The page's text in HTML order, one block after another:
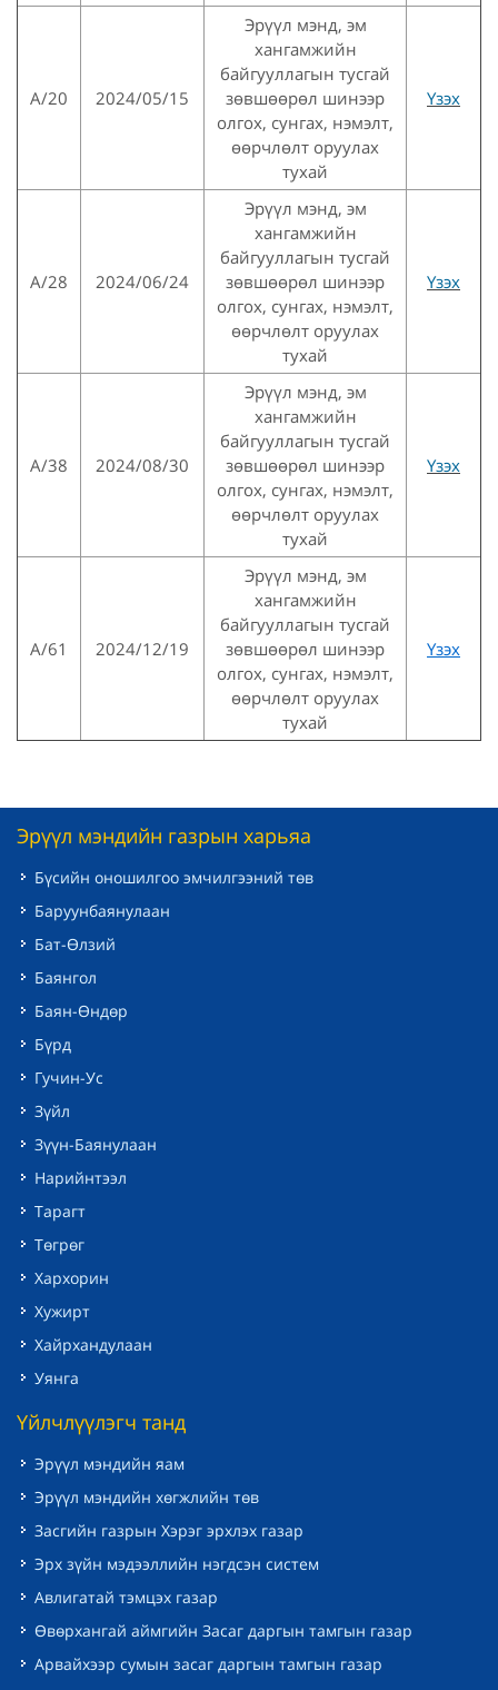
А/20 2024/05/15
Эрүүл мэнд, эм
хангамжийн
байгууллагын тусгай
зөвшөөрөл шинээр
олгох, сунгах, нэмэлт,
өөрчлөлт оруулах
тухай
Үзэх
А/28 2024/06/24
Эрүүл мэнд, эм
хангамжийн
байгууллагын тусгай
зөвшөөрөл шинээр
олгох, сунгах, нэмэлт,
өөрчлөлт оруулах
тухай
Үзэх
А/38 2024/08/30
Эрүүл мэнд, эм
хангамжийн
байгууллагын тусгай
зөвшөөрөл шинээр
олгох, сунгах, нэмэлт,
өөрчлөлт оруулах
тухай
Үзэх
А/61 2024/12/19
Эрүүл мэнд, эм
хангамжийн
байгууллагын тусгай
зөвшөөрөл шинээр
олгох, сунгах, нэмэлт,
өөрчлөлт оруулах
тухай
Үзэх
Эрүүл мэндийн газрын харьяа
Бүсийн оношилгоо эмчилгээний төв
Баруунбаянулаан
Бат-Өлзий
Баянгол
Баян-Өндөр
Бүрд
Гучин-Ус
Зүйл
Зүүн-Баянулаан
Нарийнтээл
Тарагт
Төгрөг
Хархорин
Хужирт
Хайрхандулаан
Уянга
Үйлчлүүлэгч танд
Эрүүл мэндийн яам
Эрүүл мэндийн хөгжлийн төв
Засгийн газрын Хэрэг эрхлэх газар
Эрх зүйн мэдээллийн нэгдсэн систем
Авлигатай тэмцэх газар
Өвөрхангай аймгийн Засаг даргын тамгын газар
Арвайхээр сумын засаг даргын тамгын газар